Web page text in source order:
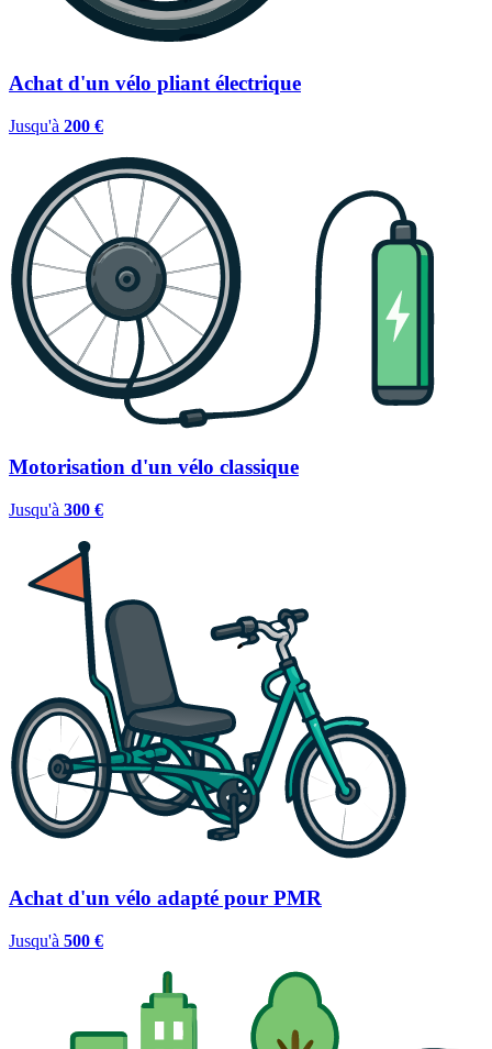
Achat d'un vélo pliant électrique
Jusqu'à 200 €
Motorisation d'un vélo classique
Jusqu'à 300 €
Achat d'un vélo adapté pour PMR
Jusqu'à 500 €